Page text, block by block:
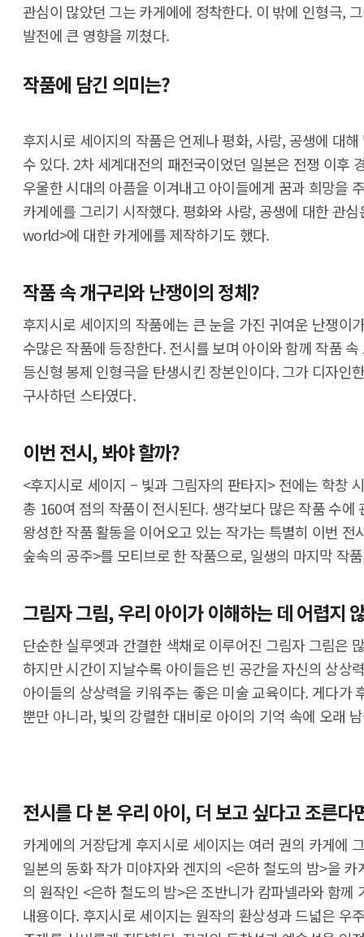
관심이 많았던 그는 카게에에 정착한다. 이 밖에 인형극,
발전에 큰 영향을 끼쳤다.
작품에 담긴 의미는?
후지시로 세이지의 작품은 언제나 평화, 사랑, 공생에 대
수 있다. 2차 세계대전의 패전국이었던 일본은 전쟁 이후
우울한 시대의 아픔을 이겨내고 아이들에게 꿈과 희망을
카게에를 그리기 시작했다. 평화와 사랑, 공생에 대한 관
world>에 대한 카게에를 제작하기도 했다.
작품 속 개구리와 난쟁이의 정체?
후지시로 세이지의 작품에는 큰 눈을 가진 귀여운 난쟁이
수많은 작품에 등장한다. 전시를 보며 아이와 함께 작품
등신형 봉제 인형극을 탄생시킨 장본인이다. 그가 디자인
구사하던 스타였다.
이번 전시, 봐야 할까?
<후지시로 세이지 – 빛과 그림자의 판타지> 전에는 학창
총 160여 점의 작품이 전시된다. 생각보다 많은 작품 수
왕성한 작품 활동을 이어오고 있는 작가는 특별히 이번
숲속의 공주>를 모티브로 한 작품으로, 일생의 마지막 작
그림자 그림, 우리 아이가 이해하는 데 어렵지
단순한 실루엣과 간결한 색채로 이루어진 그림자 그림은
하지만 시간이 지날수록 아이들은 빈 공간을 자신의 상상
아이들의 상상력을 키워주는 좋은 미술 교육이다. 게다가
뿐만 아니라, 빛의 강렬한 대비로 아이의 기억 속에 오래
전시를 다 본 우리 아이, 더 보고 싶다고 조른다
카게에의 거장답게 후지시로 세이지는 여러 권의 카게에
일본의 동화 작가 미야자와 겐지의 <은하 철도의 밤>을
의 원작인 <은하 철도의 밤>은 조반니가 캄파넬라와 함
내용이다. 후지시로 세이지는 원작의 환상성과 드넓은